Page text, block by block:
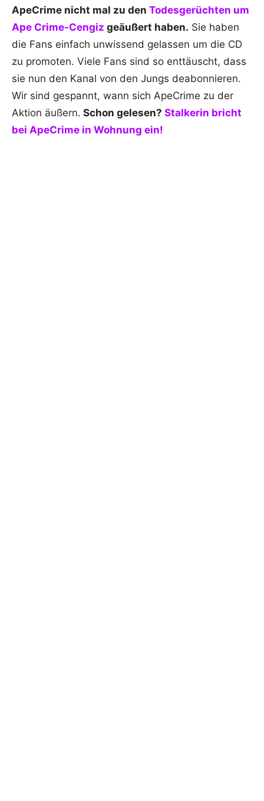
ApeCrime nicht mal zu den Todesgerüchten um
Ape Crime-Cengiz geäußert haben. Sie haben
die Fans einfach unwissend gelassen um die CD
zu promoten. Viele Fans sind so enttäuscht, dass
sie nun den Kanal von den Jungs deabonnieren.
Wir sind gespannt, wann sich ApeCrime zu der
Aktion äußern. Schon gelesen? Stalkerin bricht
bei ApeCrime in Wohnung ein!